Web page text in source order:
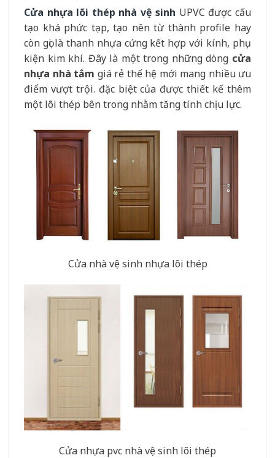
Cửa nhựa lõi thép nhà vệ sinh UPVC được cấu
tạo khá phức tạp, tạo nên từ thành profile hay
còn gọi là thanh nhựa cứng kết hợp với kính, phụ
kiện kim khí. Đây là một trong những dòng cửa
nhựa nhà tắm giá rẻ thế hệ mới mang nhiều ưu
điểm vượt trội. đặc biệt của được thiết kế thêm
một lõi thép bên trong nhằm tăng tính chịu lực.
Cửa nhà vệ sinh nhựa lõi thép
Cửa nhựa pvc nhà vệ sinh lõi thép